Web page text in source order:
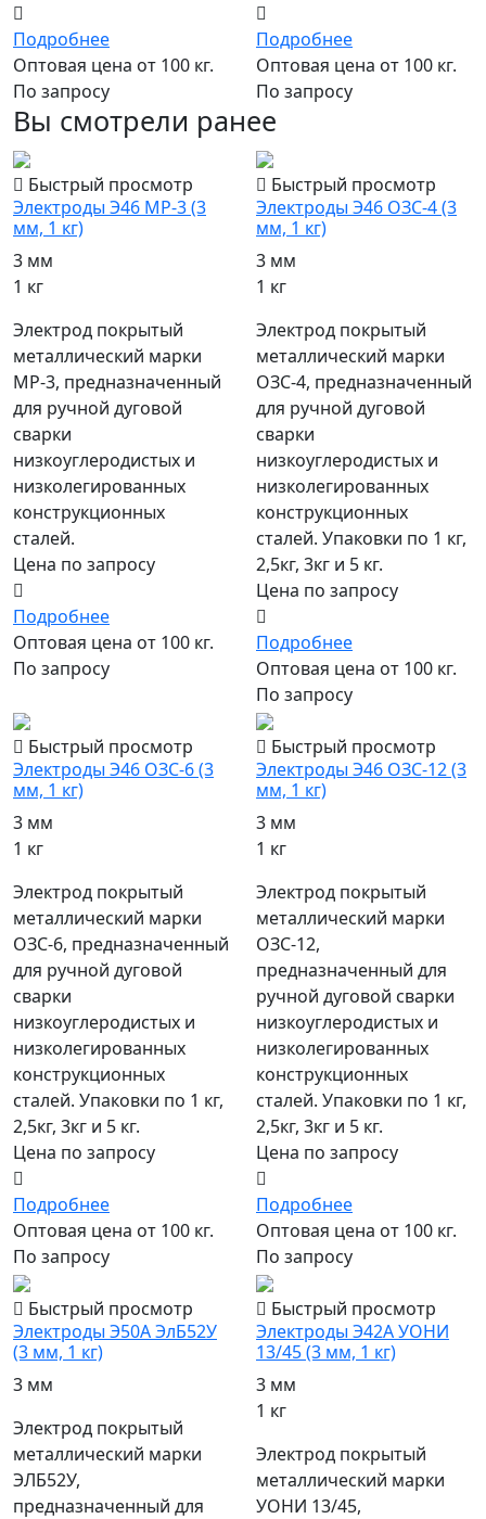
Подробнее
Оптовая цена от 100 кг.
По запросу
Подробнее
Оптовая цена от 100 кг.
По запросу
Вы смотрели ранее
Быстрый просмотр
Электроды Э46 МР-3 (3
мм, 1 кг)
3 мм
1 кг
Электрод покрытый
металлический марки
МР-3, предназначенный
для ручной дуговой
сварки
низкоуглеродистых и
низколегированных
конструкционных
сталей.
Цена по запросу
Подробнее
Оптовая цена от 100 кг.
По запросу
Быстрый просмотр
Электроды Э46 ОЗС-4 (3
мм, 1 кг)
3 мм
1 кг
Электрод покрытый
металлический марки
ОЗС-4, предназначенный
для ручной дуговой
сварки
низкоуглеродистых и
низколегированных
конструкционных
сталей. Упаковки по 1 кг,
2,5кг, 3кг и 5 кг.
Цена по запросу
Подробнее
Оптовая цена от 100 кг.
По запросу
Быстрый просмотр
Электроды Э46 ОЗС-6 (3
мм, 1 кг)
3 мм
1 кг
Электрод покрытый
металлический марки
ОЗС-6, предназначенный
для ручной дуговой
сварки
низкоуглеродистых и
низколегированных
конструкционных
сталей. Упаковки по 1 кг,
2,5кг, 3кг и 5 кг.
Цена по запросу
Подробнее
Оптовая цена от 100 кг.
По запросу
Быстрый просмотр
Электроды Э46 ОЗС-12 (3
мм, 1 кг)
3 мм
1 кг
Электрод покрытый
металлический марки
ОЗС-12,
предназначенный для
ручной дуговой сварки
низкоуглеродистых и
низколегированных
конструкционных
сталей. Упаковки по 1 кг,
2,5кг, 3кг и 5 кг.
Цена по запросу
Подробнее
Оптовая цена от 100 кг.
По запросу
Быстрый просмотр
Электроды Э50А ЭлБ52У
(3 мм, 1 кг)
3 мм
Электрод покрытый
металлический марки
ЭЛБ52У,
предназначенный для
Быстрый просмотр
Электроды Э42А УОНИ
13/45 (3 мм, 1 кг)
3 мм
1 кг
Электрод покрытый
металлический марки
УОНИ 13/45,